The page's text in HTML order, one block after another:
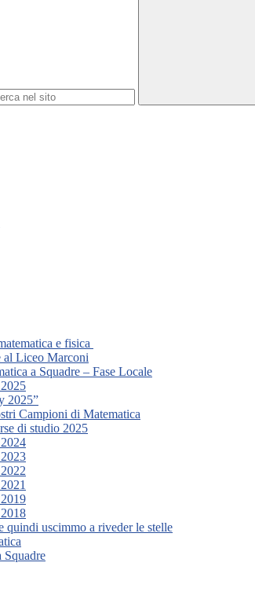
e fisica
al Liceo Marconi
a Squadre – Fase Locale
2025”
Campioni di Matematica
di studio 2025
uscimmo a riveder le stelle
Squadre